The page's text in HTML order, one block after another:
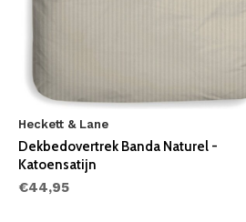
Heckett & Lane
Dekbedovertrek Banda Naturel -
Katoensatijn
€44,95